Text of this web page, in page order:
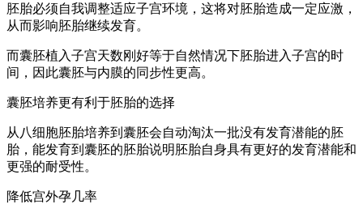
胚胎必须自我调整适应子宫环境，这将对胚胎造成一定应激，
从而影响胚胎继续发育。
而囊胚植入子宫天数刚好等于自然情况下胚胎进入子宫的时
间，因此囊胚与内膜的同步性更高。
囊胚培养更有利于胚胎的选择
从八细胞胚胎培养到囊胚会自动淘汰一批没有发育潜能的胚
胎，能发育到囊胚的胚胎说明胚胎自身具有更好的发育潜能和
更强的耐受性。
降低宫外孕几率